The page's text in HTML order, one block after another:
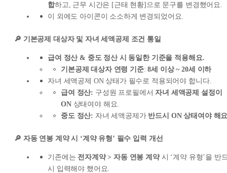
합하고, 근무 시간은 [근태 현황]으로 문구를 변경했어요.
이 외에도 아이콘이 소소하게 변경되었어요.
🔎 기본공제 대상자 및 자녀 세액공제 조건 통일
급여 정산 & 중도 정산 시 동일한 기준을 적용해요.
기본공제 대상자 연령 기준:8세 이상 ~ 20세 이하
자녀 세액공제 ON 상태가 필수로 적용되어야 합니다.
급여 정산: 구성원 프로필에서자녀 세액공제 설정이
ON상태여야 해요.
중도 정산: 자녀 세액공제가 반드시 ON 상태여야 해
🔎 자동 연봉 계약 시 ‘계약 유형’ 필수 입력 개선
기존에는 전자계약 > 자동 연봉 계약시 ‘계약 유형’을 반
시 입력해야 했어요.